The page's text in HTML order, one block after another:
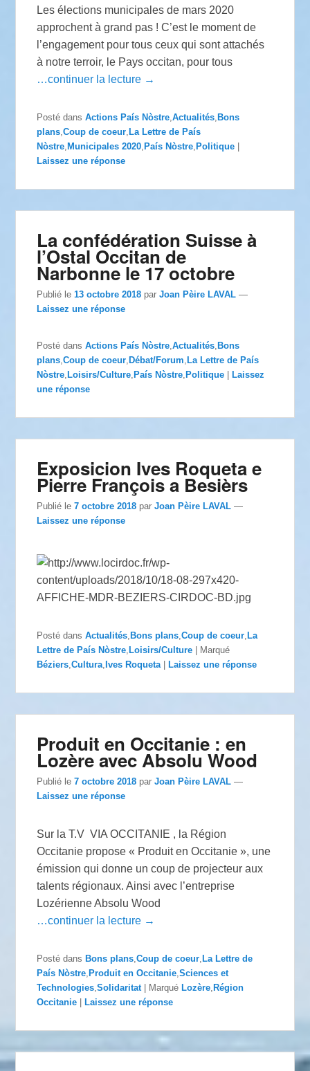
Les élections municipales de mars 2020
approchent à grand pas ! C’est le moment de
l’engagement pour tous ceux qui sont attachés
à notre terroir, le Pays occitan, pour tous
…continuer la lecture →
Posté dans Actions País Nòstre,Actualités, Bons
plans,Coup de coeur, La Lettre de País
Nòstre, Municipales 2020, País Nòstre, Politique
Laissez une réponse
La confédération Suisse à
l’Ostal Occitan de
Narbonne le 17 octobre
Publié le13 octobre 2018 parJoan Pèire LAVAL —
Laissez une réponse
Posté dans Actions País Nòstre,Actualités, Bons
plans,Coup de coeur, Débat/Forum, La Lettre de País
Nòstre, Loisirs/Culture, País Nòstre, Politique
Laissez
une réponse
Exposicion Ives Roqueta e
Pierre François a Besièrs
Publié le7 octobre 2018 parJoan Pèire LAVAL —
Laissez une réponse
Posté dans Actualités, Bons plans,Coup de coeur, La
Lettre de País Nòstre, Loisirs/Culture
Marqué
Béziers,Cultura, Ives Roqueta Laissez une réponse
Produit en Occitanie : en
Lozère avec Absolu Wood
Publié le7 octobre 2018 parJoan Pèire LAVAL —
Laissez une réponse
Sur la T.V VIA OCCITANIE , la Région
Occitanie propose « Produit en Occitanie », une
émission qui donne un coup de projecteur aux
talents régionaux. Ainsi avec l’entreprise
Lozérienne Absolu Wood
…continuer la lecture →
Posté dans Bons plans,Coup de coeur, La Lettre de
País Nòstre, Produit en Occitanie,Sciences et
Technologies,Solidaritat Marqué Lozère, Région
Occitanie
Laissez une réponse